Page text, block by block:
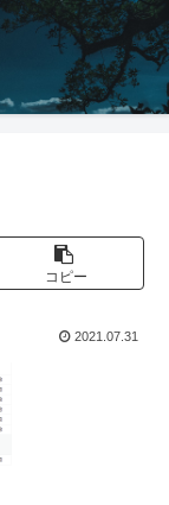
コピー
2021.07.31